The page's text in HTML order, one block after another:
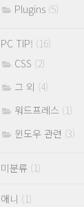
Plugins (5)
PC TIP! (16)
CSS (2)
그 외 (4)
워드프레스 (1)
윈도우 관련 (3)
미분류 (1)
애니 (1)